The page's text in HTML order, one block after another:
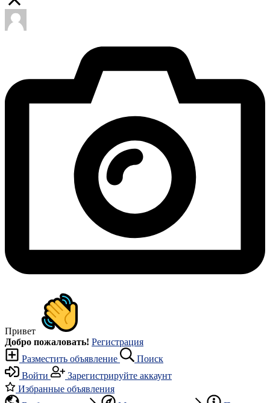
Привет
Добро пожаловать! Регистрация
Разместить объявление
Поиск
Войти
Зарегистрируйте аккаунт
Избранные объявления